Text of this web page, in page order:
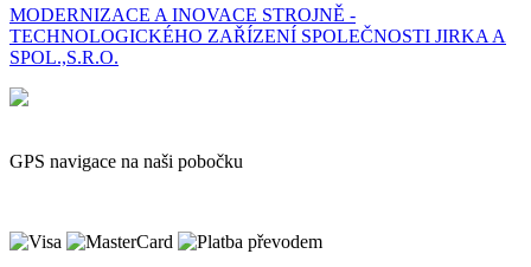
MODERNIZACE A INOVACE STROJNĚ -
TECHNOLOGICKÉHO ZAŘÍZENÍ SPOLEČNOSTI JIRKA A
SPOL.,S.R.O.
GPS navigace na naši pobočku